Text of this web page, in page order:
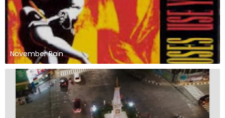
November Rain